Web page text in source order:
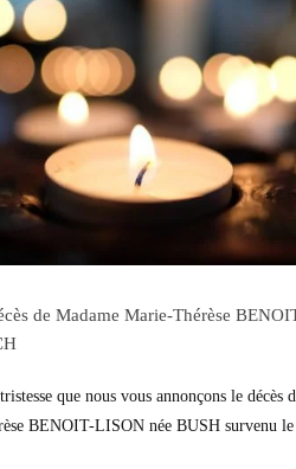
de Madame Marie-Thérèse
que nous vous annonçons le décès
BENOIT-LISON née BUSH survenu